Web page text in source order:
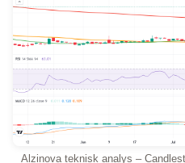
Alzinova teknisk analys –